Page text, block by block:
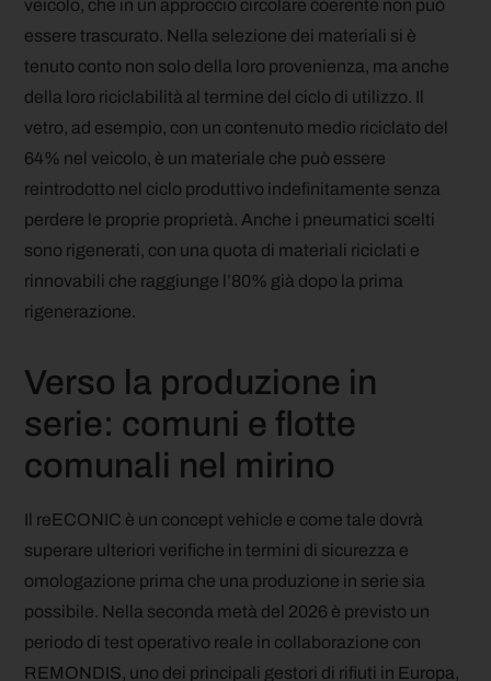
veicolo, che in un approccio circolare coerente non può
essere trascurato. Nella selezione dei materiali si è
tenuto conto non solo della loro provenienza, ma anche
della loro riciclabilità al termine del ciclo di utilizzo. Il
vetro, ad esempio, con un contenuto medio riciclato del
64% nel veicolo, è un materiale che può essere
reintrodotto nel ciclo produttivo indefinitamente senza
perdere le proprie proprietà. Anche i pneumatici scelti
sono rigenerati, con una quota di materiali riciclati e
rinnovabili che raggiunge l’80% già dopo la prima
rigenerazione.
Verso la produzione in
serie: comuni e flotte
comunali nel mirino
Il reECONIC è un concept vehicle e come tale dovrà
superare ulteriori verifiche in termini di sicurezza e
omologazione prima che una produzione in serie sia
possibile. Nella seconda metà del 2026 è previsto un
periodo di test operativo reale in collaborazione con
REMONDIS, uno dei principali gestori di rifiuti in Europa,